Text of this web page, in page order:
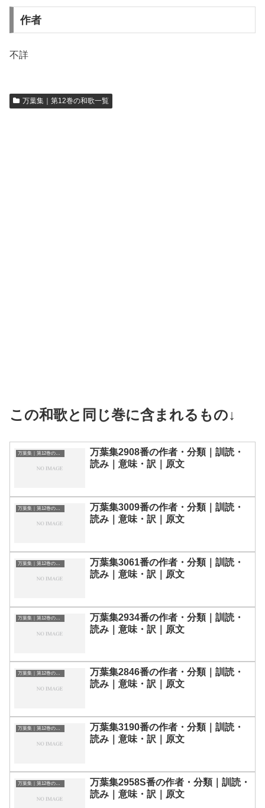
作者
不詳
万葉集｜第12巻の和歌一覧
この和歌と同じ巻に含まれるもの↓
万葉集｜第12巻の和歌一覧
万葉集2908番の作者・分類｜訓読・
読み｜意味・訳｜原文
万葉集｜第12巻の和歌一覧
万葉集3009番の作者・分類｜訓読・
読み｜意味・訳｜原文
万葉集｜第12巻の和歌一覧
万葉集3061番の作者・分類｜訓読・
読み｜意味・訳｜原文
万葉集｜第12巻の和歌一覧
万葉集2934番の作者・分類｜訓読・
読み｜意味・訳｜原文
万葉集｜第12巻の和歌一覧
万葉集2846番の作者・分類｜訓読・
読み｜意味・訳｜原文
万葉集｜第12巻の和歌一覧
万葉集3190番の作者・分類｜訓読・
読み｜意味・訳｜原文
万葉集｜第12巻の和歌一覧
万葉集2958S番の作者・分類｜訓読・
読み｜意味・訳｜原文